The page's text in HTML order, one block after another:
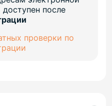
после
проверки по